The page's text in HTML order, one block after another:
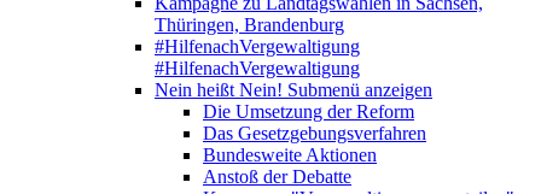
Thüringen, Brandenburg
#HilfenachVergewaltigung
#HilfenachVergewaltigung
Nein heißt Nein! Submenü anzeigen
Die Umsetzung der Reform
Das Gesetzgebungsverfahren
Bundesweite Aktionen
Anstoß der Debatte